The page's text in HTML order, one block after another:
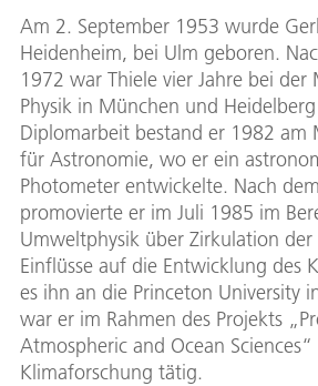
Am 2. September 1953 wurde
Heidenheim, bei Ulm geboren.
1972 war Thiele vier Jahre bei der
Physik in München und
Diplomarbeit bestand er 1982 am
für Astronomie, wo er ein
Photometer entwickelte. Nach
promovierte er im Juli 1985 im
Umweltphysik über Zirkulation
Einflüsse auf die Entwicklung des
es ihn an die Princeton University
war er im Rahmen des Projekts
Atmospheric and Ocean
Klimaforschung tätig.